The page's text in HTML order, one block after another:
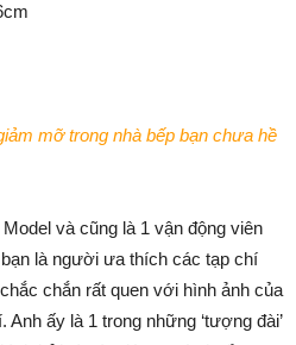
mỡ trong nhà bếp bạn chưa hề
và cũng là 1 vận động viên
là người ưa thích các tạp chí
chắn rất quen với hình ảnh của
ấy là 1 trong những ‘tượng đài’